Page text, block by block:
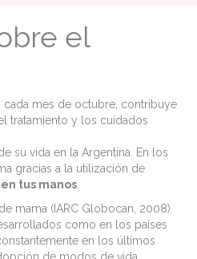
el
cada mes de octubre, contribuye
tratamiento y los cuidados
su vida en la Argentina. En los
gracias a la utilización de
tus manos
mama (IARC Globocan, 2008).
como en los países
en los últimos